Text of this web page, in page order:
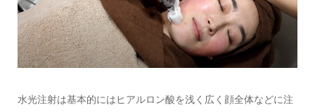
水光注射は基本的にはヒアルロン酸を浅く広く顔全体などに注